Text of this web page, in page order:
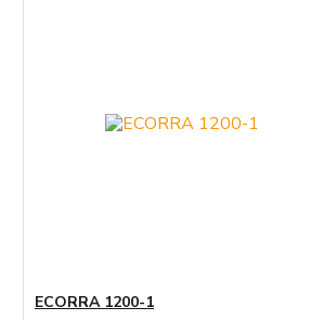
ECORRA 1200-1